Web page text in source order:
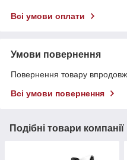
Всі умови оплати
Умови повернення
Повернення товару
Всі умови повернення
Подібні товари компанії